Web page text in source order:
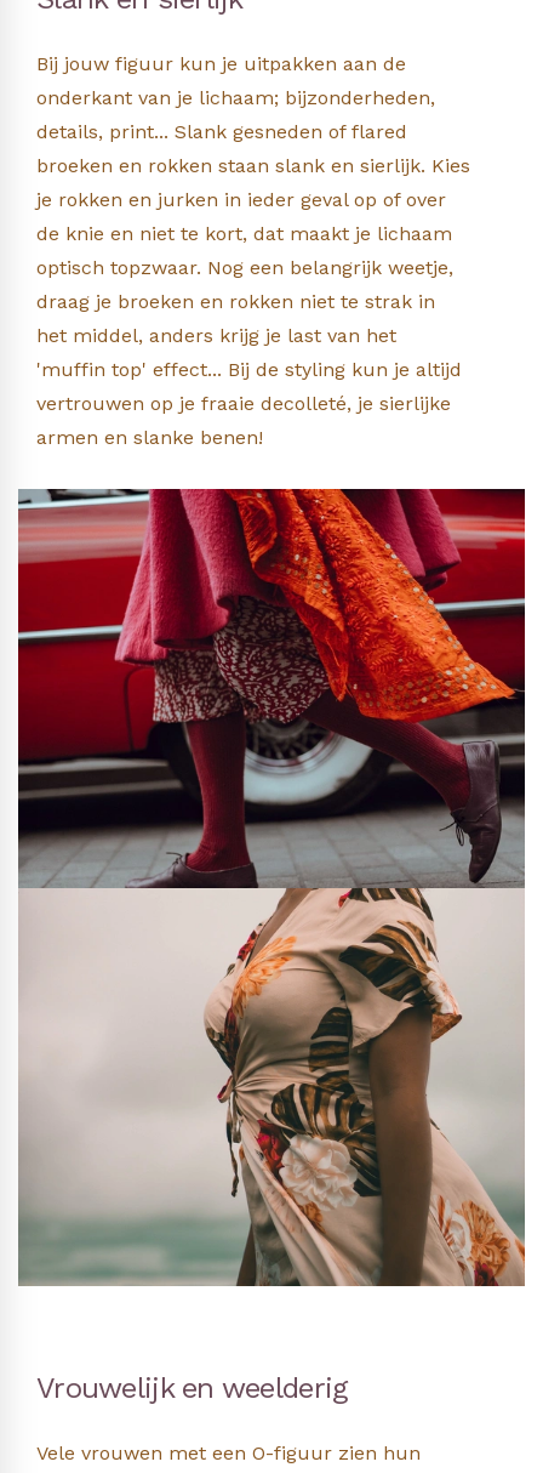
Bij jouw figuur kun je uitpakken aan de
onderkant van je lichaam; bijzonderheden,
details, print... Slank gesneden of flared
broeken en rokken staan slank en sierlijk. Kies
je rokken en jurken in ieder geval op of over
de knie en niet te kort, dat maakt je lichaam
optisch topzwaar. Nog een belangrijk weetje,
draag je broeken en rokken niet te strak in
het middel, anders krijg je last van het
'muffin top' effect... Bij de styling kun je altijd
vertrouwen op je fraaie decolleté, je sierlijke
armen en slanke benen!
Vrouwelijk en weelderig
Vele vrouwen met een O-figuur zien hun